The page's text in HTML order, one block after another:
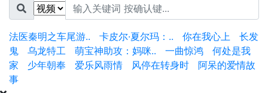
法医秦明之车尾游.. 卡皮尔·夏尔玛：.. 你在我心上
长发
鬼
乌龙特工 萌宝神助攻：妈咪.. 一曲惊鸿
何处是我
家
少年朝奉 爱乐风雨情 风停在转身时
阿呆的爱情故
事